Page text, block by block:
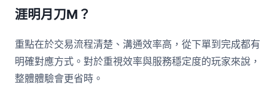
涯明月刀M？
重點在於交易流程清楚、溝通效率高，從下單到完成都有
明確對應方式。對於重視效率與服務穩定度的玩家來說，
整體體驗會更省時。